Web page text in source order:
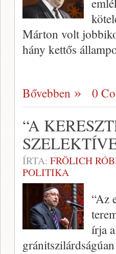
Márton volt
hány kettős
Bővebben 0
“A
ÍRTA: FRÖLICH
POLITIKA
“Az
írja